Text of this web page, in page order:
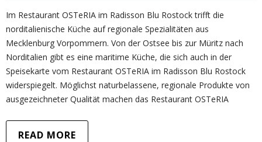
Im Restaurant OSTeRIA im Radisson Blu Rostock trifft die
norditalienische Küche auf regionale Spezialitäten aus
Mecklenburg Vorpommern. Von der Ostsee bis zur Müritz nach
Norditalien gibt es eine maritime Küche, die sich auch in der
Speisekarte vom Restaurant OSTeRIA im Radisson Blu Rostock
widerspiegelt. Möglichst naturbelassene, regionale Produkte von
ausgezeichneter Qualität machen das Restaurant OSTeRIA
READ MORE